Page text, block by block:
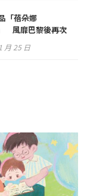
「蓓朵娜
風靡巴黎後再次
週
月 25 日